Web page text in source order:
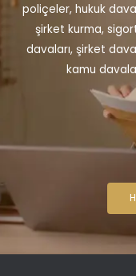
poliçeler, hukuk
şirket kurma,
davaları, şirket
kamu